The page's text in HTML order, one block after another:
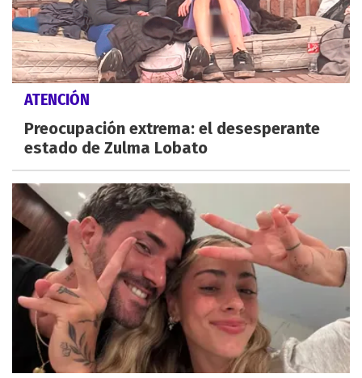
ATENCIÓN
Preocupación extrema: el desesperante
estado de Zulma Lobato